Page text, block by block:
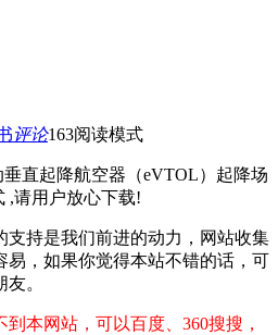
评论163阅读模式
垂直起降航空器（eVTOL）起降场
,请用户放心下载!
支持是我们前进的动力，网站收集
易，如果你觉得本站不错的话，可
。
本网站，可以百度、360搜搜，